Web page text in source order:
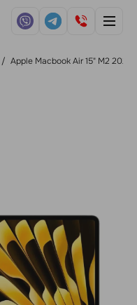
/ Apple Macbook Air 15" M2 2023